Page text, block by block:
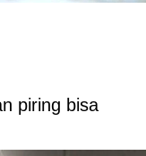
piring bisa